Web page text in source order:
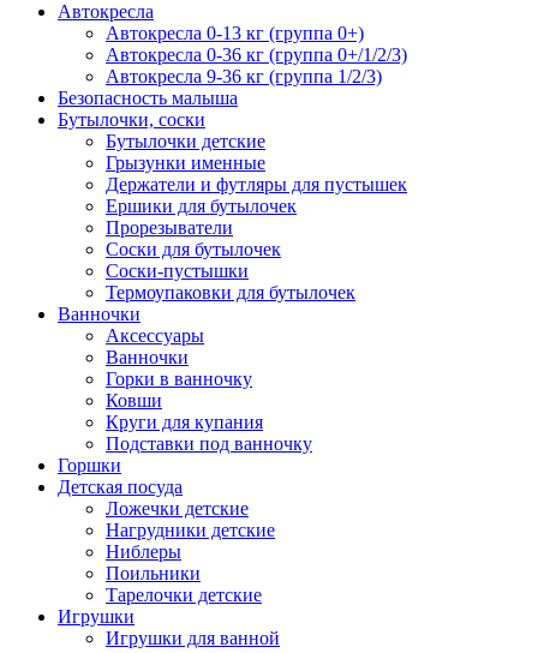
Автокресла
Автокресла 0-13 кг (группа 0+)
Автокресла 0-36 кг (группа 0+/1/2/3)
Автокресла 9-36 кг (группа 1/2/3)
Безопасность малыша
Бутылочки, соски
Бутылочки детские
Грызунки именные
Держатели и футляры для пустышек
Ершики для бутылочек
Прорезыватели
Соски для бутылочек
Соски-пустышки
Термоупаковки для бутылочек
Ванночки
Аксессуары
Ванночки
Горки в ванночку
Ковши
Круги для купания
Подставки под ванночку
Горшки
Детская посуда
Ложечки детские
Нагрудники детские
Ниблеры
Поильники
Тарелочки детские
Игрушки
Игрушки для ванной